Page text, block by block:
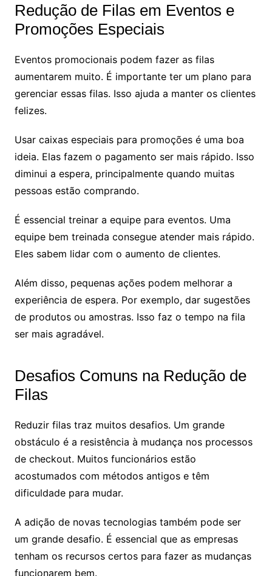
Redução de Filas em Eventos e
Promoções Especiais
Eventos promocionais podem fazer as filas
aumentarem muito. É importante ter um plano para
gerenciar essas filas. Isso ajuda a manter os clientes
felizes.
Usar caixas especiais para promoções é uma boa
ideia. Elas fazem o pagamento ser mais rápido. Isso
diminui a espera, principalmente quando muitas
pessoas estão comprando.
É essencial treinar a equipe para eventos. Uma
equipe bem treinada consegue atender mais rápido.
Eles sabem lidar com o aumento de clientes.
Além disso, pequenas ações podem melhorar a
experiência de espera. Por exemplo, dar sugestões
de produtos ou amostras. Isso faz o tempo na fila
ser mais agradável.
Desafios Comuns na Redução de
Filas
Reduzir filas traz muitos desafios. Um grande
obstáculo é a resistência à mudança nos processos
de checkout. Muitos funcionários estão
acostumados com métodos antigos e têm
dificuldade para mudar.
A adição de novas tecnologias também pode ser
um grande desafio. É essencial que as empresas
tenham os recursos certos para fazer as mudanças
funcionarem bem.